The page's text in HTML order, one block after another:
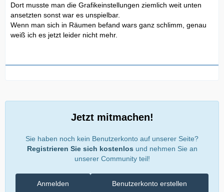
Dort musste man die Grafikeinstellungen ziemlich weit unten
ansetzten sonst war es unspielbar.
Wenn man sich in Räumen befand wars ganz schlimm, genau
weiß ich es jetzt leider nicht mehr.
Jetzt mitmachen!
Sie haben noch kein Benutzerkonto auf unserer Seite?
Registrieren Sie sich kostenlos und nehmen Sie an
unserer Community teil!
Benutzerkonto erstellen
Anmelden